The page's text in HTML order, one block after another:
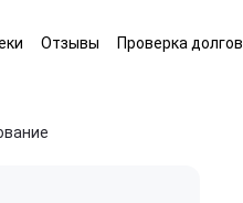
Отзывы Проверка долгов